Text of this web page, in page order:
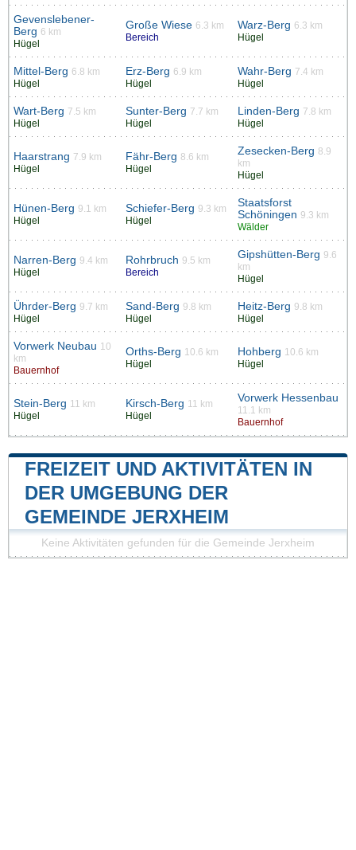
Gevenslebener-
Berg 6 km
Hügel
Große Wiese 6.3 km
Bereich
Warz-Berg 6.3 km
Hügel
Mittel-Berg 6.8 km
Hügel
Erz-Berg 6.9 km
Hügel
Wahr-Berg 7.4 km
Hügel
Wart-Berg 7.5 km
Hügel
Sunter-Berg 7.7 km
Hügel
Linden-Berg 7.8 km
Hügel
Haarstrang 7.9 km
Hügel
Fähr-Berg 8.6 km
Hügel
Zesecken-Berg 8.9
km
Hügel
Hünen-Berg 9.1 km
Hügel
Schiefer-Berg 9.3 km
Hügel
Staatsforst
Schöningen 9.3 km
Wälder
Narren-Berg 9.4 km
Hügel
Rohrbruch 9.5 km
Bereich
Gipshütten-Berg 9.6
km
Hügel
Ührder-Berg 9.7 km
Hügel
Sand-Berg 9.8 km
Hügel
Heitz-Berg 9.8 km
Hügel
Vorwerk Neubau 10
km
Bauernhof
Orths-Berg 10.6 km
Hügel
Hohberg 10.6 km
Hügel
Stein-Berg 11 km
Hügel
Kirsch-Berg 11 km
Hügel
Vorwerk Hessenbau
11.1 km
Bauernhof
FREIZEIT UND AKTIVITÄTEN IN
DER UMGEBUNG DER
GEMEINDE JERXHEIM
Keine Aktivitäten gefunden für die Gemeinde Jerxheim